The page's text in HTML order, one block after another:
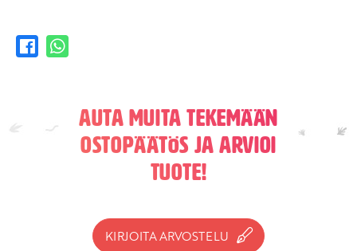
Auta muita tekemään
ostopäätös ja arvioi
tuote!
KIRJOITA ARVOSTELU